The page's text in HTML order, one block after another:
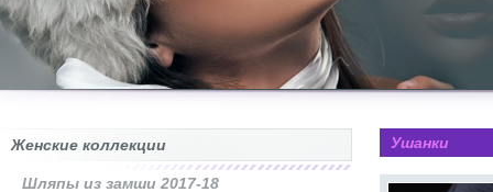
Женские коллекции
Шляпы из замши 2017-18
Ушанки